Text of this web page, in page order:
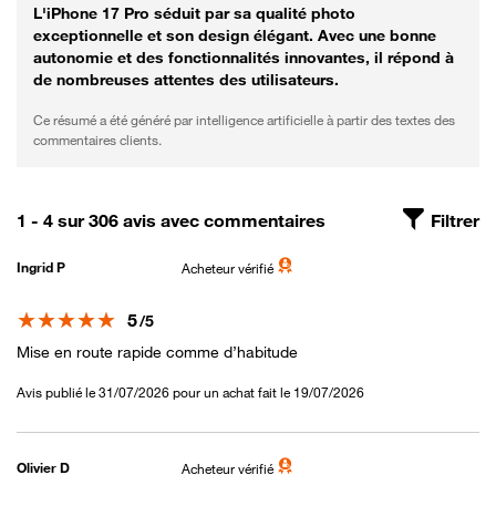
L'iPhone 17 Pro séduit par sa qualité photo
exceptionnelle et son design élégant. Avec une bonne
autonomie et des fonctionnalités innovantes, il répond à
de nombreuses attentes des utilisateurs.
Ce résumé a été généré par intelligence artificielle à partir des textes des
commentaires clients.
1 - 4 sur 306 avis avec commentaires Filtrer
Ingrid P Acheteur vérifié
Note
5/5
Mise en route rapide comme d’habitude
Avis publié le 31/07/2026 pour un achat fait le 19/07/2026
Olivier D Acheteur vérifié